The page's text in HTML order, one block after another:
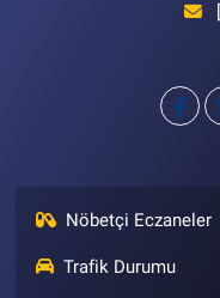
Nöbetçi Eczaneler
Trafik Durumu